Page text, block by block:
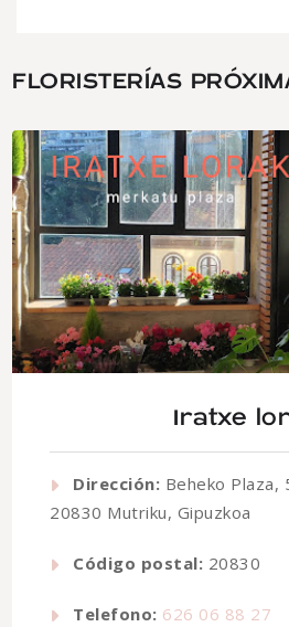
FLORISTERÍAS
Iratxe
Dirección: Beheko Plaza,
20830 Mutriku, Gipuzkoa
Código postal: 20830
Telefono: 626 06 88 27